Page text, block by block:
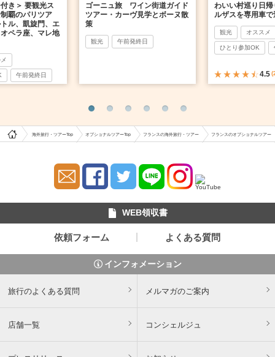
き＞ 要観光ス
覇のパリツア
ル、凱旋門、エ
ペラ座、マレ地
午前発終日
ゴーニュ旅 ワイン街道ガイド
ツアー・カーヴ見学とボーヌ散
策
観光 午前発終日
わいい村巡り日
ルザスを専用車
観光 オススメ
ひとり参加OK
4.5
海外旅行・ツアーTop オプショナルツアーTop フランスの海外旅行・ツアー フランスのオプショナルツアー
WEB領収書
依頼フォーム よくある質問
インフォメーション
旅行のよくある質問 メルマガのご案内
店舗一覧 コンシェルジュ